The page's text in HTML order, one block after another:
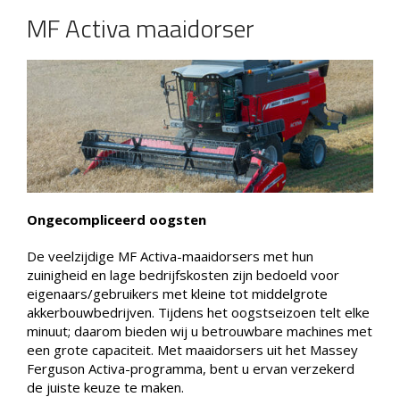
MF Activa maaidorser
Ongecompliceerd oogsten
De veelzijdige MF Activa-maaidorsers met hun
zuinigheid en lage bedrijfskosten zijn bedoeld voor
eigenaars/gebruikers met kleine tot middelgrote
akkerbouwbedrijven. Tijdens het oogstseizoen telt elke
minuut; daarom bieden wij u betrouwbare machines met
een grote capaciteit. Met maaidorsers uit het Massey
Ferguson Activa-programma, bent u ervan verzekerd
de juiste keuze te maken.